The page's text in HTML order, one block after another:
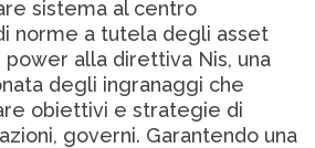
sistema al centro
norme a tutela degli asset
alla direttiva Nis, una
degli ingranaggi che
obiettivi e strategie di
governi. Garantendo una